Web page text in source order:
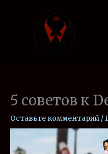
содержимому
5 советов к
Оставьте комментарий /